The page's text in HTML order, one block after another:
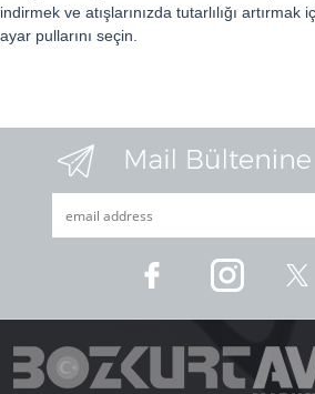
indirmek ve atışlarınızda tutarlılığı
ayar pullarını seçin.